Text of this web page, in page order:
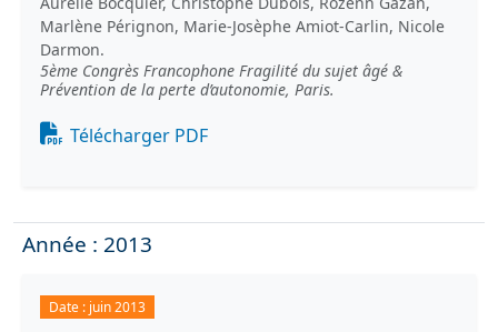
Marlène Pérignon, Marie-Josèphe Amiot-Carlin, Nicole
Darmon.
5ème Congrès Francophone Fragilité du sujet âgé &
Prévention de la perte d’autonomie, Paris.
Document
Télécharger PDF
Année : 2013
Date : juin 2013